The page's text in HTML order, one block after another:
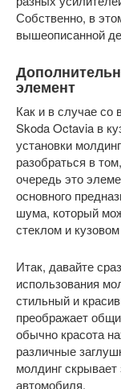
Собственно, в
вышеописанной
элемент
Как и в случае со
Skoda Octavia в
установки
разобраться в
очередь это
основного
шума, который
стеклом и
Итак, давайте
использования
стильный и
преображает
обычно красота
различные
молдинг
автомобиля.